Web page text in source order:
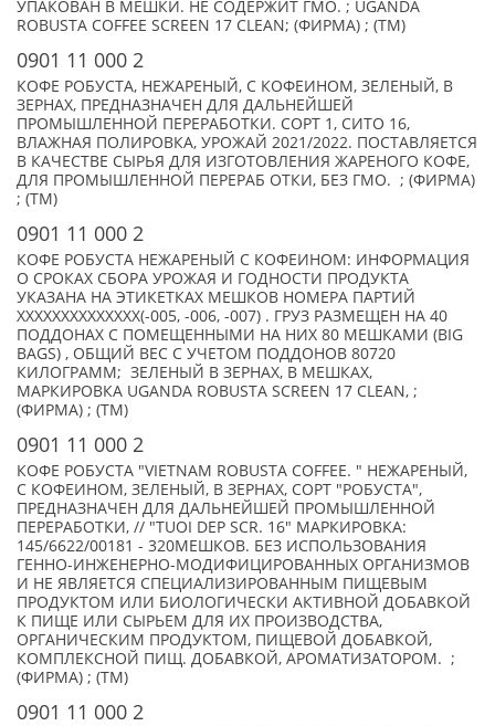
УПАКОВАН В МЕШКИ. НЕ СОДЕРЖИТ ГМО. ; UGANDA
ROBUSTA COFFEE SCREEN 17 CLEAN; (ФИРМА) ; (TM)
0901 11 000 2
КОФЕ РОБУСТА, НЕЖАРЕНЫЙ, С КОФЕИНОМ, ЗЕЛЕНЫЙ, В
ЗЕРНАХ, ПРЕДНАЗНАЧЕН ДЛЯ ДАЛЬНЕЙШЕЙ
ПРОМЫШЛЕННОЙ ПЕРЕРАБОТКИ. СОРТ 1, СИТО 16,
ВЛАЖНАЯ ПОЛИРОВКА, УРОЖАЙ 2021/2022. ПОСТАВЛЯЕТСЯ
В КАЧЕСТВЕ СЫРЬЯ ДЛЯ ИЗГОТОВЛЕНИЯ ЖАРЕНОГО КОФЕ,
ДЛЯ ПРОМЫШЛЕННОЙ ПЕРЕРАБ ОТКИ, БЕЗ ГМО. ; (ФИРМА)
; (TM)
0901 11 000 2
КОФЕ РОБУСТА НЕЖАРЕНЫЙ С КОФЕИНОМ: ИНФОРМАЦИЯ
О СРОКАХ СБОРА УРОЖАЯ И ГОДНОСТИ ПРОДУКТА
УКАЗАНА НА ЭТИКЕТКАХ МЕШКОВ НОМЕРА ПАРТИЙ
XXXXXXXXXXXXXX(-005, -006, -007) . ГРУЗ РАЗМЕЩЕН НА 40
ПОДДОНАХ С ПОМЕЩЕННЫМИ НА НИХ 80 МЕШКАМИ (BIG
BAGS) , ОБЩИЙ ВЕС С УЧЕТОМ ПОДДОНОВ 80720
КИЛОГРАММ; ЗЕЛЕНЫЙ В ЗЕРНАХ, В МЕШКАХ,
МАРКИРОВКА UGANDA ROBUSTA SCREEN 17 CLEAN, ;
(ФИРМА) ; (TM)
0901 11 000 2
КОФЕ РОБУСТА "VIETNAM ROBUSTA COFFEE. " НЕЖАРЕНЫЙ,
С КОФЕИНОМ, ЗЕЛЕНЫЙ, В ЗЕРНАХ, СОРТ "РОБУСТА",
ПРЕДНАЗНАЧЕН ДЛЯ ДАЛЬНЕЙШЕЙ ПРОМЫШЛЕННОЙ
ПЕРЕРАБОТКИ, // "TUOI DEP SCR. 16" МАРКИРОВКА:
145/6622/00181 - 320МЕШКОВ. БЕЗ ИСПОЛЬЗОВАНИЯ
ГЕННО-ИНЖЕНЕРНО-МОДИФИЦИРОВАННЫХ ОРГАНИЗМОВ
И НЕ ЯВЛЯЕТСЯ СПЕЦИАЛИЗИРОВАННЫМ ПИЩЕВЫМ
ПРОДУКТОМ ИЛИ БИОЛОГИЧЕСКИ АКТИВНОЙ ДОБАВКОЙ
К ПИЩЕ ИЛИ СЫРЬЕМ ДЛЯ ИХ ПРОИЗВОДСТВА,
ОРГАНИЧЕСКИМ ПРОДУКТОМ, ПИЩЕВОЙ ДОБАВКОЙ,
КОМПЛЕКСНОЙ ПИЩ. ДОБАВКОЙ, АРОМАТИЗАТОРОМ. ;
(ФИРМА) ; (TM)
0901 11 000 2